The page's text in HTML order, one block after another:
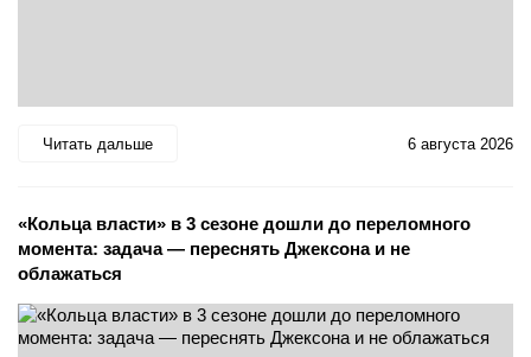
Читать дальше 6 августа 2026
«Кольца власти» в 3 сезоне дошли до переломного
момента: задача — переснять Джексона и не
облажаться